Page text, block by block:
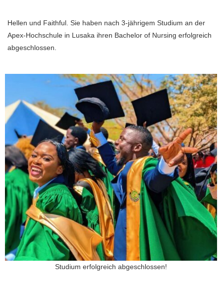
Hellen und Faithful. Sie haben nach 3-jährigem Studium an der
Apex-Hochschule in Lusaka ihren Bachelor of Nursing erfolgreich
abgeschlossen.
Studium erfolgreich abgeschlossen!